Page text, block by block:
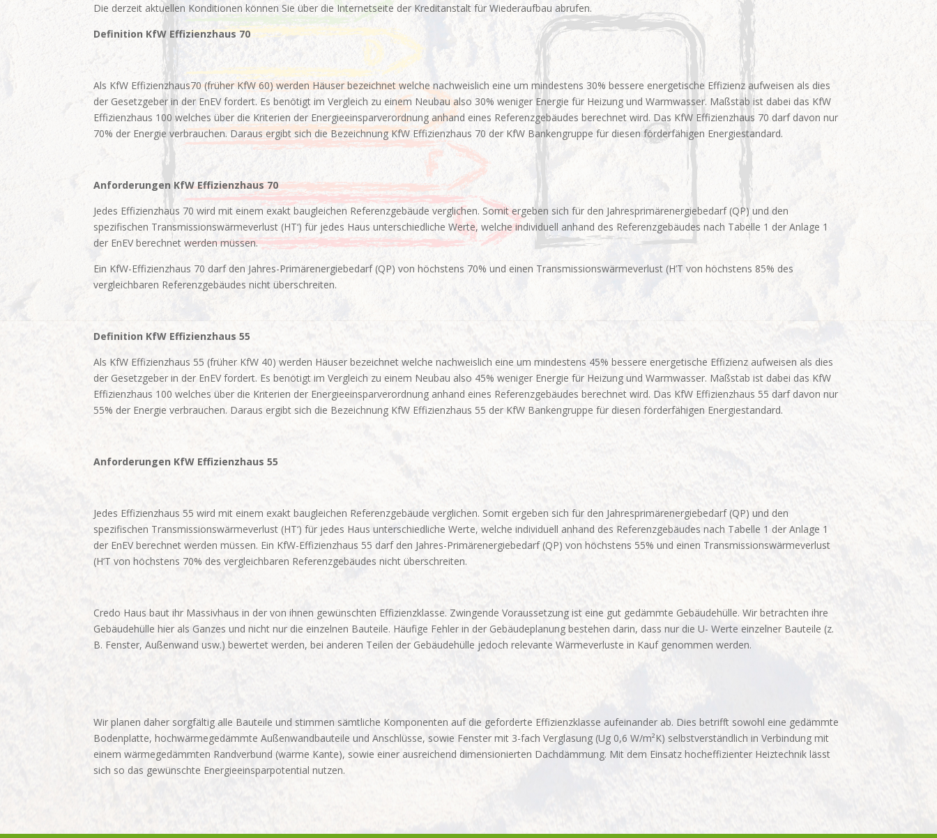
Die derzeit aktuellen Konditionen können Sie über die Internetseite der Kreditanstalt für Wiederaufbau abrufen.
Definition KfW Effizienzhaus 70
Als KfW Effizienzhaus70 (früher KfW 60) werden Häuser bezeichnet welche nachweislich eine um mindestens 30% bessere energetische Effizienz aufweisen als dies
der Gesetzgeber in der EnEV fordert. Es benötigt im Vergleich zu einem Neubau also 30% weniger Energie für Heizung und Warmwasser. Maßstab ist dabei das KfW
Effizienzhaus 100 welches über die Kriterien der Energieeinsparverordnung anhand eines Referenzgebäudes berechnet wird. Das KfW Effizienzhaus 70 darf davon nur
70% der Energie verbrauchen. Daraus ergibt sich die Bezeichnung KfW Effizienzhaus 70 der KfW Bankengruppe für diesen förderfähigen Energiestandard.
Anforderungen KfW Effizienzhaus 70
Jedes Effizienzhaus 70 wird mit einem exakt baugleichen Referenzgebäude verglichen. Somit ergeben sich für den Jahresprimärenergiebedarf (QP) und den
spezifischen Transmissionswärmeverlust (HT‘) für jedes Haus unterschiedliche Werte, welche individuell anhand des Referenzgebäudes nach Tabelle 1 der Anlage 1
der EnEV berechnet werden müssen.
Ein KfW-Effizienzhaus 70 darf den Jahres-Primärenergiebedarf (QP) von höchstens 70% und einen Transmissionswärmeverlust (H’T von höchstens 85% des
vergleichbaren Referenzgebäudes nicht überschreiten.
Definition KfW Effizienzhaus 55
Als KfW Effizienzhaus 55 (früher KfW 40) werden Häuser bezeichnet welche nachweislich eine um mindestens 45% bessere energetische Effizienz aufweisen als dies
der Gesetzgeber in der EnEV fordert. Es benötigt im Vergleich zu einem Neubau also 45% weniger Energie für Heizung und Warmwasser. Maßstab ist dabei das KfW
Effizienzhaus 100 welches über die Kriterien der Energieeinsparverordnung anhand eines Referenzgebäudes berechnet wird. Das KfW Effizienzhaus 55 darf davon nur
55% der Energie verbrauchen. Daraus ergibt sich die Bezeichnung KfW Effizienzhaus 55 der KfW Bankengruppe für diesen förderfähigen Energiestandard.
Anforderungen KfW Effizienzhaus 55
Jedes Effizienzhaus 55 wird mit einem exakt baugleichen Referenzgebäude verglichen. Somit ergeben sich für den Jahresprimärenergiebedarf (QP) und den
spezifischen Transmissionswärmeverlust (HT‘) für jedes Haus unterschiedliche Werte, welche individuell anhand des Referenzgebäudes nach Tabelle 1 der Anlage 1
der EnEV berechnet werden müssen. Ein KfW-Effizienzhaus 55 darf den Jahres-Primärenergiebedarf (QP) von höchstens 55% und einen Transmissionswärmeverlust
(H’T von höchstens 70% des vergleichbaren Referenzgebäudes nicht überschreiten.
Credo Haus baut ihr Massivhaus in der von ihnen gewünschten Effizienzklasse. Zwingende Voraussetzung ist eine gut gedämmte Gebäudehülle. Wir betrachten ihre
Gebäudehülle hier als Ganzes und nicht nur die einzelnen Bauteile. Häufige Fehler in der Gebäudeplanung bestehen darin, dass nur die U- Werte einzelner Bauteile (z.
B. Fenster, Außenwand usw.) bewertet werden, bei anderen Teilen der Gebäudehülle jedoch relevante Wärmeverluste in Kauf genommen werden.
Wir planen daher sorgfältig alle Bauteile und stimmen sämtliche Komponenten auf die geforderte Effizienzklasse aufeinander ab. Dies betrifft sowohl eine gedämmte
Bodenplatte, hochwärmegedämmte Außenwandbauteile und Anschlüsse, sowie Fenster mit 3-fach Verglasung (Ug 0,6 W/m²K) selbstverständlich in Verbindung mit
einem wärmegedämmten Randverbund (warme Kante), sowie einer ausreichend dimensionierten Dachdämmung. Mit dem Einsatz hocheffizienter Heiztechnik lässt
sich so das gewünschte Energieeinsparpotential nutzen.